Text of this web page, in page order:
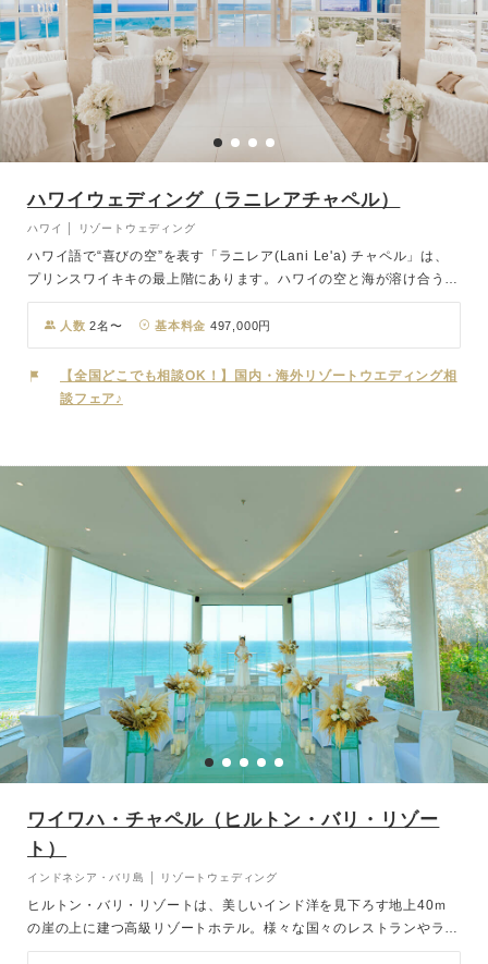
ハワイウェディング（ラニレアチャペル）
ハワイ │ リゾートウェディング
ハワイ語で“喜びの空”を表す「ラニレア(Lani Le'a) チャペル」は、
プリンスワイキキの最上階にあります。ハワイの空と海が溶け合う水
平線を眺めるのに何も遮るものはありません。感動的な景色の中で交
わす誓いは忘れられないひとときに。挙式後はチャペルに隣接するフ
ォトジェニックなピクチャーラウンジでふたりだけの、そして大切な
家族や友人との撮影もお楽しみいただけます。
人数 2名〜 基本料金 497,000円
【全国どこでも相談OK！】国内・海外リゾートウエディング相
談フェア♪
ワイワハ・チャペル（ヒルトン・バリ・リゾー
ト）
インドネシア・バリ島 │ リゾートウェディング
ヒルトン・バリ・リゾートは、美しいインド洋を見下ろす地上40ｍ
の崖の上に建つ高級リゾートホテル。様々な国々のレストランやラグ
ーンプールなど充実した施設を擁しています。そんな高層階に建つ白